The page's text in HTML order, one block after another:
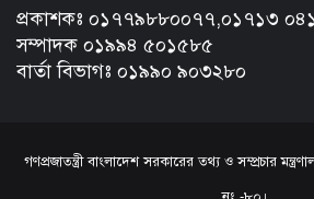
প্রকাশকঃ ০১৭৭৯৮৮০০৭৭,০১৭১৩
সম্পাদক ০১৯৯৪ ৫০১৫৮৫
বার্তা বিভাগঃ ০১৯৯০ ৯০৩২৮০
গণপ্রজাতন্ত্রী বাংলাদেশ সরকারের তথ্য ও সম্প্রচার